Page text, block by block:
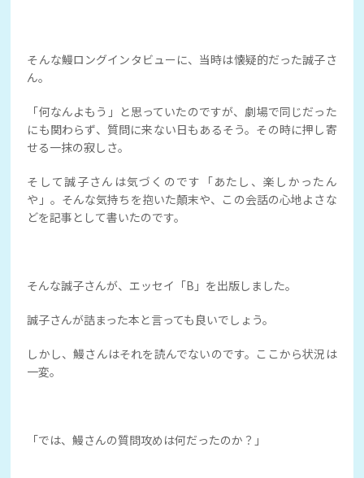
そんな鰻ロングインタビューに、当時は懐疑的だった誠子さ
ん。
「何なんよもう」と思っていたのですが、劇場で同じだった
にも関わらず、質問に来ない日もあるそう。その時に押し寄
せる一抹の寂しさ。
そして誠子さんは気づくのです「あたし、楽しかったん
や」。そんな気持ちを抱いた顛末や、この会話の心地よさな
どを記事として書いたのです。
そんな誠子さんが、エッセイ「B」を出版しました。
誠子さんが詰まった本と言っても良いでしょう。
しかし、鰻さんはそれを読んでないのです。ここから状況は
一変。
「では、鰻さんの質問攻めは何だったのか？」